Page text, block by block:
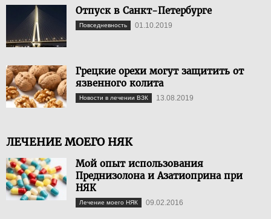
Отпуск в Санкт-Петербурге
Повседневность 01.10.2019
Грецкие орехи могут защитить от
язвенного колита
Новости в лечении ВЗК 13.08.2019
ЛЕЧЕНИЕ МОЕГО НЯК
Мой опыт использования
Преднизолона и Азатиоприна при
НЯК
Лечение моего НЯК 09.02.2016